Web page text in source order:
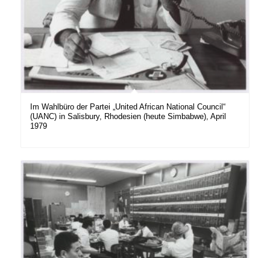
Im Wahlbüro der Partei „United African National Council“
(UANC) in Salisbury, Rhodesien (heute Simbabwe), April
1979